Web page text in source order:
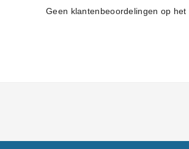
Geen klantenbeoordelingen op het